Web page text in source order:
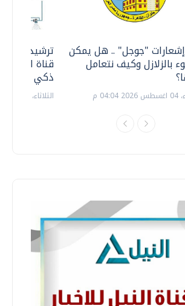
ترشيدا
قناة
ذكي
الثلاثاء، 14 يوليو 2026 06:11 م
"جوجل" .. هل يمكن
بالزلازل وكيف نتعامل
م